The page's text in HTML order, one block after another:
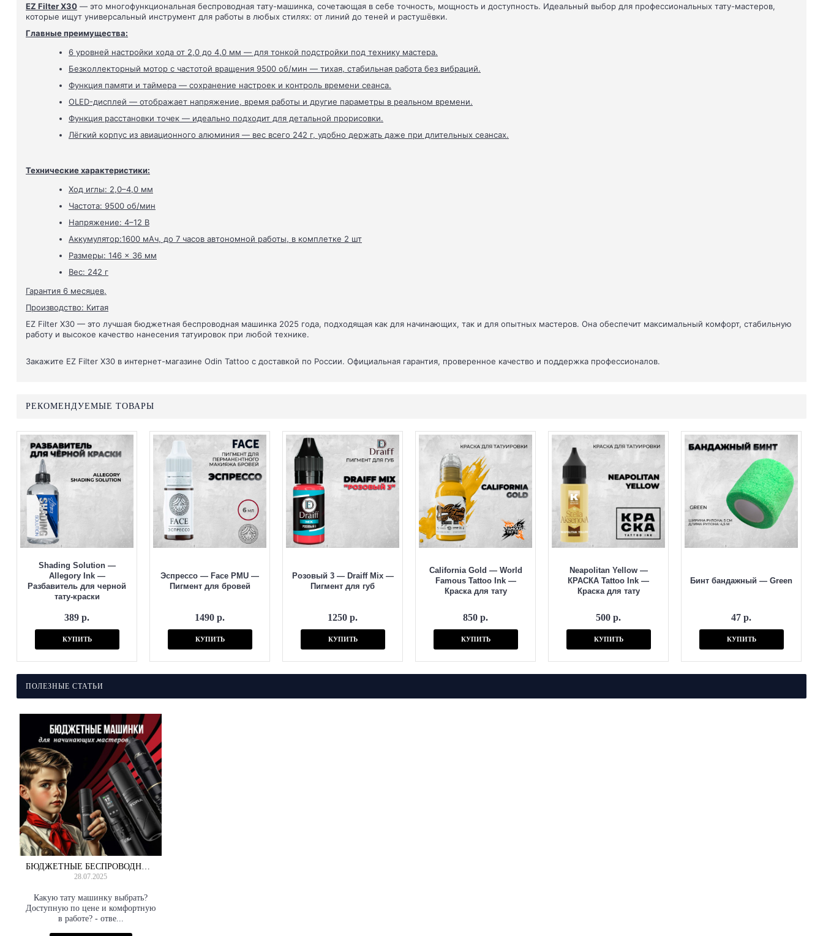
EZ Filter X30 — это многофункциональная беспроводная тату-машинка, сочетающая в себе точность, мощность и доступность. Идеальный выбор для профессиональных тату-мастеров,
которые ищут универсальный инструмент для работы в любых стилях: от линий до теней и растушёвки.
Главные преимущества:
6 уровней настройки хода от 2,0 до 4,0 мм — для тонкой подстройки под технику мастера.
Безколлекторный мотор с частотой вращения 9500 об/мин — тихая, стабильная работа без вибраций.
Функция памяти и таймера — сохранение настроек и контроль времени сеанса.
OLED-дисплей — отображает напряжение, время работы и другие параметры в реальном времени.
Функция расстановки точек — идеально подходит для детальной прорисовки.
Лёгкий корпус из авиационного алюминия — вес всего 242 г, удобно держать даже при длительных сеансах.
Технические характеристики:
Ход иглы: 2,0–4,0 мм
Частота: 9500 об/мин
Напряжение: 4–12 В
Аккумулятор:1600 мАч, до 7 часов автономной работы, в комплетке 2 шт
Размеры: 146 × 36 мм
Вес: 242 г
Гарантия 6 месяцев,
Производство: Китая
EZ Filter X30 — это лучшая бюджетная беспроводная машинка 2025 года, подходящая как для начинающих, так и для опытных мастеров. Она обеспечит максимальный комфорт, стабильную
работу и высокое качество нанесения татуировок при любой технике.
Закажите EZ Filter X30 в интернет-магазине Odin Tattoo с доставкой по России. Официальная гарантия, проверенное качество и поддержка профессионалов.
РЕКОМЕНДУЕМЫЕ ТОВАРЫ
Shading Solution —
Allegory Ink —
Разбавитель для черной
тату-краски
389 р.
КУПИТЬ
Эспрессо — Face PMU —
Пигмент для бровей
1490 р.
КУПИТЬ
Розовый 3 — Draiff Mix —
Пигмент для губ
1250 р.
КУПИТЬ
California Gold — World
Famous Tattoo Ink —
Краска для тату
850 р.
КУПИТЬ
Neapolitan Yellow —
КРАСКА Tattoo Ink —
Краска для тату
500 р.
КУПИТЬ
Бинт бандажный — Green
47 р.
КУПИТЬ
ПОЛЕЗНЫЕ СТАТЬИ
БЮДЖЕТНЫЕ БЕСПРОВОДНЫЕ ТАТУ МАШИНКИ
28.07.2025
Какую тату машинку выбрать?
Доступную по цене и комфортную
в работе? - отве...